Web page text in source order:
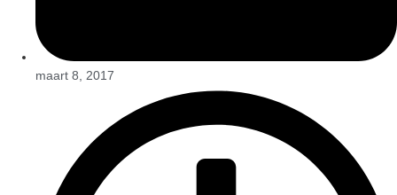
maart 8, 2017